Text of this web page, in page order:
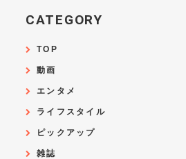
CATEGORY
TOP
動画
エンタメ
ライフスタイル
ピックアップ
雑誌